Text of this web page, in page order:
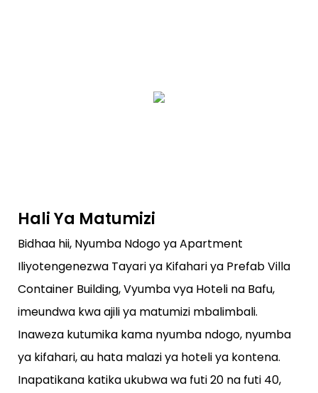
Hali Ya Matumizi
Bidhaa hii, Nyumba Ndogo ya Apartment
Iliyotengenezwa Tayari ya Kifahari ya Prefab Villa
Container Building, Vyumba vya Hoteli na Bafu,
imeundwa kwa ajili ya matumizi mbalimbali.
Inaweza kutumika kama nyumba ndogo, nyumba
ya kifahari, au hata malazi ya hoteli ya kontena.
Inapatikana katika ukubwa wa futi 20 na futi 40,